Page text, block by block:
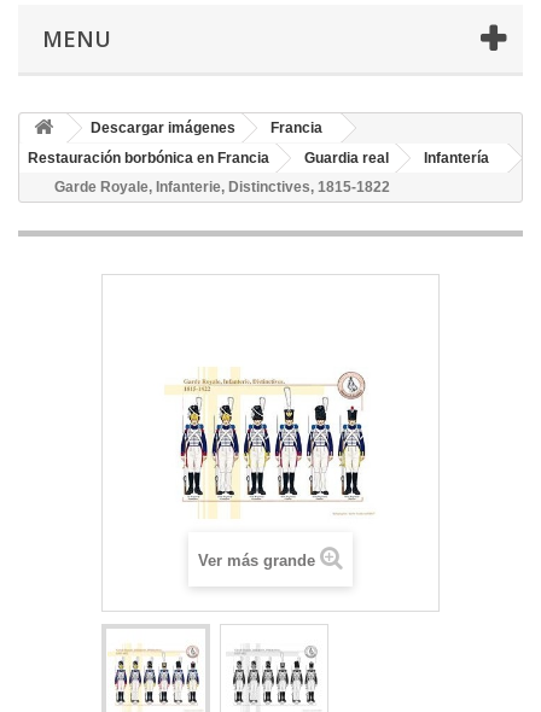
MENU
Descargar imágenes
Francia
Restauración borbónica en Francia
Guardia real
Infantería
Garde Royale, Infanterie, Distinctives, 1815-1822
Ver más grande